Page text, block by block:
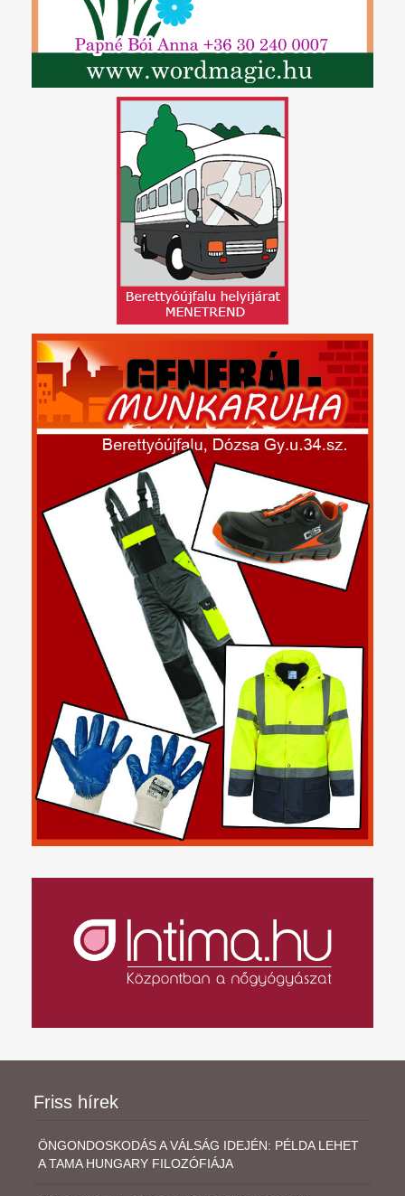
Friss hírek
ÖNGONDOSKODÁS A VÁLSÁG IDEJÉN: PÉLDA LEHET
A TAMA HUNGARY FILOZÓFIÁJA